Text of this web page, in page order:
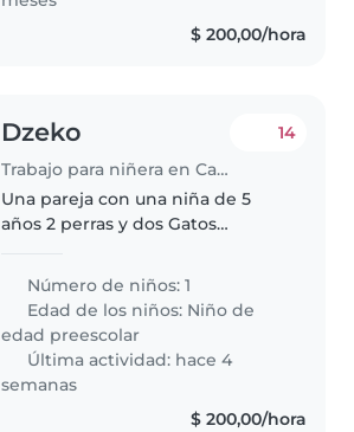
$ 200,00/hora
Dzeko
Trabajo para niñera en Canelones
14
Una pareja con una niña de 5
años 2 perras y dos Gatos
que la vaya a buscar a la escuela
y cuidarla aprox. Una hora y
media a dos de lunes a viernes
de..
Número de niños: 1
Edad de los niños: Niño de
edad preescolar
Última actividad: hace 4
semanas
$ 200,00/hora